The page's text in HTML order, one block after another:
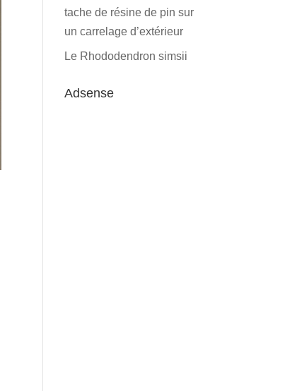
tache de résine de pin sur
un carrelage d’extérieur
Le Rhododendron simsii
Adsense